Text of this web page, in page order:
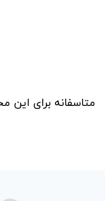
متاسفانه برای این